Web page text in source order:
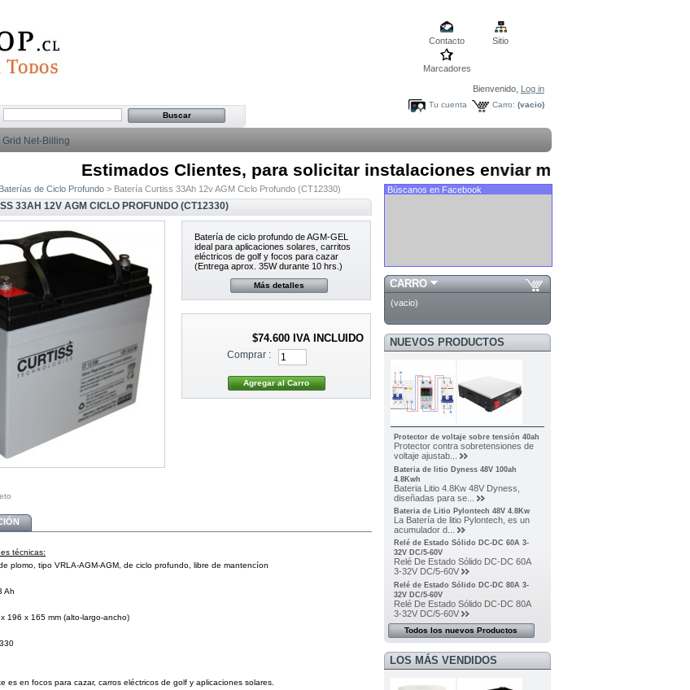
Contacto Sitio
Marcadores
Bienvenido, Log in
Carro: (vacio)
Tu cuenta
Grid Net-Billing
Estimados Clientes, para solicitar instalaciones enviar mail a
Baterías de Ciclo Profundo > Batería Curtiss 33Ah 12v AGM Ciclo Profundo (CT12330)
33AH 12V AGM CICLO PROFUNDO (CT12330)
Batería de ciclo profundo de AGM-GEL
ideal para aplicaciones solares, carritos
eléctricos de golf y focos para cazar
(Entrega aprox. 35W durante 10 hrs.)
Más detalles
$74.600IVA INCLUIDO
Comprar :
técnicas:
plomo, tipo VRLA-AGM-AGM, de ciclo profundo, libre de mantencíon
Ah
196 x 165 mm (alto-largo-ancho)
es en focos para cazar, carros eléctricos de golf y aplicaciones solares.
Búscanos en Facebook
CARRO
(vacio)
NUEVOS PRODUCTOS
Protector de voltaje sobre tensión 40ah
Protector contra sobretensiones de
voltaje ajustab...
Bateria de litio Dyness 48V 100ah
4.8Kwh
Bateria Litio 4.8Kw 48V Dyness,
diseñadas para se...
Bateria de Litio Pylontech 48V 4.8Kw
La Batería de litio Pylontech, es un
acumulador d...
Relé de Estado Sólido DC-DC 60A 3-
32V DC/5-60V
Relé De Estado Sólido DC-DC 60A
3-32V DC/5-60V
Relé de Estado Sólido DC-DC 80A 3-
32V DC/5-60V
Relé De Estado Sólido DC-DC 80A
3-32V DC/5-60V
Todos los nuevos Productos
LOS MÁS VENDIDOS